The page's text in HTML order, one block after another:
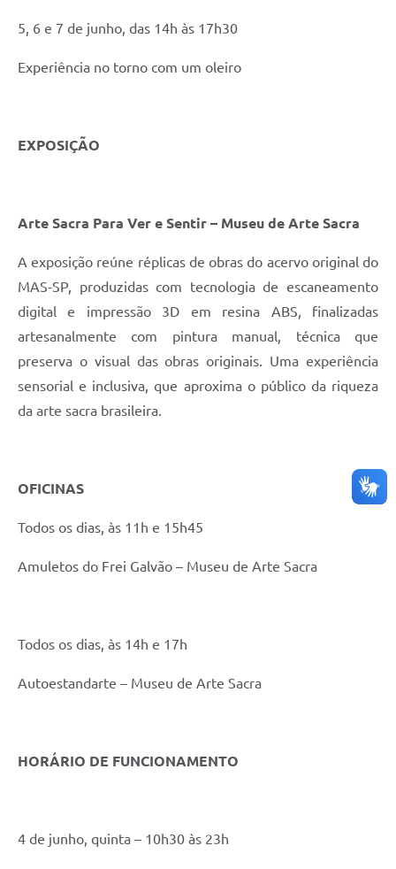
5, 6 e 7 de junho, das 14h às 17h30
Experiência no torno com um oleiro
EXPOSIÇÃO
Arte Sacra Para Ver e Sentir – Museu de Arte Sacra
A exposição reúne réplicas de obras do acervo original do
MAS-SP, produzidas com tecnologia de escaneamento
digital e impressão 3D em resina ABS, finalizadas
artesanalmente com pintura manual, técnica que
preserva o visual das obras originais. Uma experiência
sensorial e inclusiva, que aproxima o público da riqueza
da arte sacra brasileira.
OFICINAS
Todos os dias, às 11h e 15h45
Amuletos do Frei Galvão – Museu de Arte Sacra
Todos os dias, às 14h e 17h
Autoestandarte – Museu de Arte Sacra
HORÁRIO DE FUNCIONAMENTO
4 de junho, quinta – 10h30 às 23h